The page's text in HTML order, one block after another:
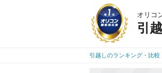
オリコ
引
引越しのランキング・比較